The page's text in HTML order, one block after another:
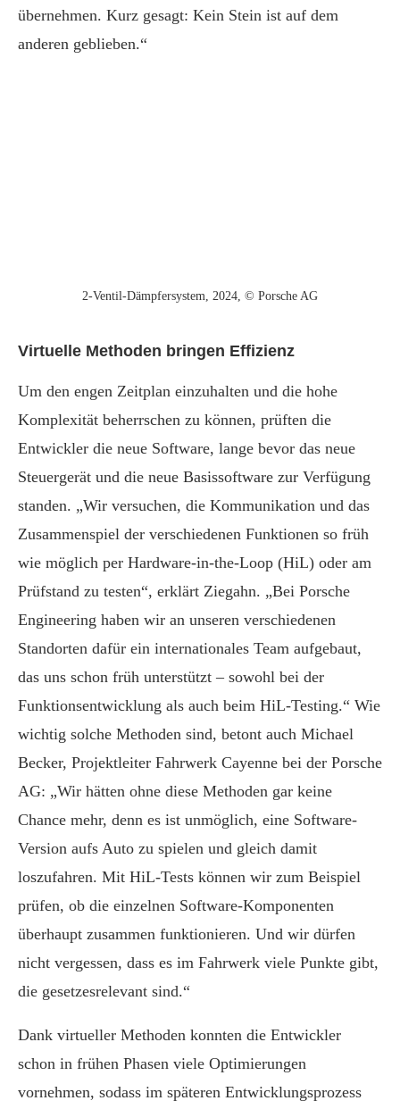
übernehmen. Kurz gesagt: Kein Stein ist auf dem
anderen geblieben.“
2-Ventil-Dämpfersystem, 2024, © Porsche AG
Virtuelle Methoden bringen Effizienz
Um den engen Zeitplan einzuhalten und die hohe
Komplexität beherrschen zu können, prüften die
Entwickler die neue Software, lange bevor das neue
Steuergerät und die neue Basissoftware zur Verfügung
standen. „Wir versuchen, die Kommunikation und das
Zusammenspiel der verschiedenen Funktionen so früh
wie möglich per Hardware-in-the-Loop (HiL) oder am
Prüfstand zu testen“, erklärt Ziegahn. „Bei Porsche
Engineering haben wir an unseren verschiedenen
Standorten dafür ein internationales Team aufgebaut,
das uns schon früh unterstützt – sowohl bei der
Funktionsentwicklung als auch beim HiL-Testing.“ Wie
wichtig solche Methoden sind, betont auch Michael
Becker, Projektleiter Fahrwerk Cayenne bei der Porsche
AG: „Wir hätten ohne diese Methoden gar keine
Chance mehr, denn es ist unmöglich, eine Software-
Version aufs Auto zu spielen und gleich damit
loszufahren. Mit HiL-Tests können wir zum Beispiel
prüfen, ob die einzelnen Software-Komponenten
überhaupt zusammen funktionieren. Und wir dürfen
nicht vergessen, dass es im Fahrwerk viele Punkte gibt,
die gesetzesrelevant sind.“
Dank virtueller Methoden konnten die Entwickler
schon in frühen Phasen viele Optimierungen
vornehmen, sodass im späteren Entwicklungsprozess